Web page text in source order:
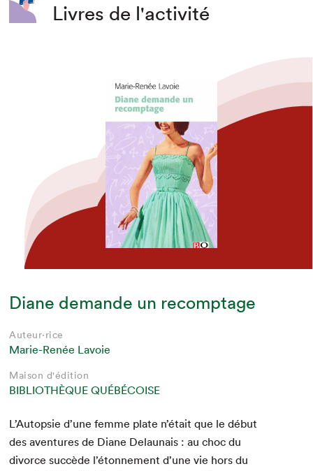
Livres de l'activité
Diane demande un recomptage
Auteur·rice
Marie-Renée Lavoie
Maison d'édition
BIBLIOTHÈQUE QUÉBÉCOISE
L’Autopsie d’une femme plate n’était que le début
des aven­tures de Diane Delau­nais : au choc du
divorce suc­cède l’étonnement d’une vie hors du